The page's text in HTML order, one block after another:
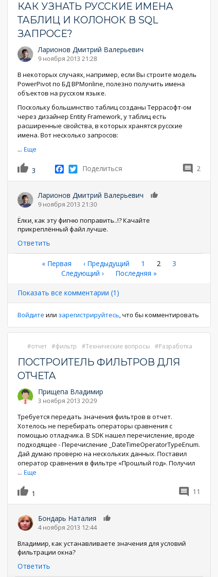
КАК УЗНАТЬ РУССКИЕ ИМЕНА
ТАБЛИЦ И КОЛОНОК В SQL
ЗАПРОСЕ?
Ларионов Дмитрий Валерьевич
9 ноября 2013 21:28
В некоторых случаях, например, если Вы строите модель
PowerPivot по БД BPMonline, полезно получить имена
объектов на русском языке.
Поскольку большинство таблиц созданы Террасофт-ом
через дизайнер Entity Framework, у таблиц есть
расширенные свойства, в которых хранятся русские
имена. Вот несколько запросов:
... Еще
3 Facebook
Twitter
Поделиться 2
Ларионов Дмитрий Валерьевич
9 ноября 2013 21:30
Ёлки, как эту фигню поправить..!? Качайте
прикреплённый файл лучше.
Ответить
Нумерация
страниц
Первая
страница
« Первая ←
‹ Предыдущий Страница
1
Текущая
2 Страница
3
Следующая
Следующий ›
Последняя
Последняя »
Показать все комментарии (1)
Войдите или зарегистрируйтесь, что бы комментировать
отчет фильтр Технические вопросы Разработка
ПОСТРОИТЕЛЬ ФИЛЬТРОВ ДЛЯ
ОТЧЕТА
Прищепа Владимир
3 ноября 2013 20:29
Требуется передать значения фильтров в отчет.
Хотелось не перебирать операторы сравнения с
помощью отладчика. В SDK нашел перечисление, вроде
подходящее - Перечисление _DateTimeOperatorTypeEnum.
Дай думаю проверю на нескольких данных. Поставил
оператор сравнения в фильтре «Прошлый год». Получил
... Еще
1 11
Бондарь Наталия
4 ноября 2013 12:44
Владимир, как устанавливаете значения для условий
фильтрации окна?
Ответить